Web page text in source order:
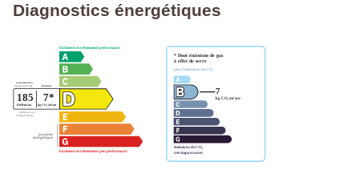
Diagnostics énergétiques